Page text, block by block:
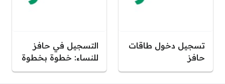
تسجيل دخول طاقات
حافز
التسجيل في حافز
للنساء: خطوة بخطوة